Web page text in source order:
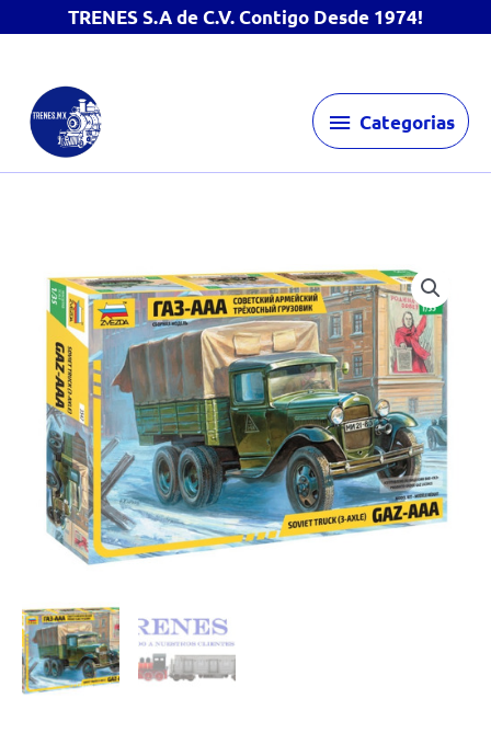
TRENES S.A de C.V. Contigo Desde 1974!
contenido
Categorias
Categorias